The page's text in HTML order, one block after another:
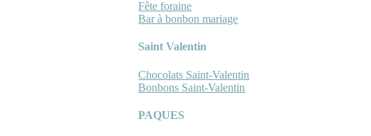
Fête foraine
Bar à bonbon mariage
Saint Valentin
Chocolats Saint-Valentin
Bonbons Saint-Valentin
PAQUES